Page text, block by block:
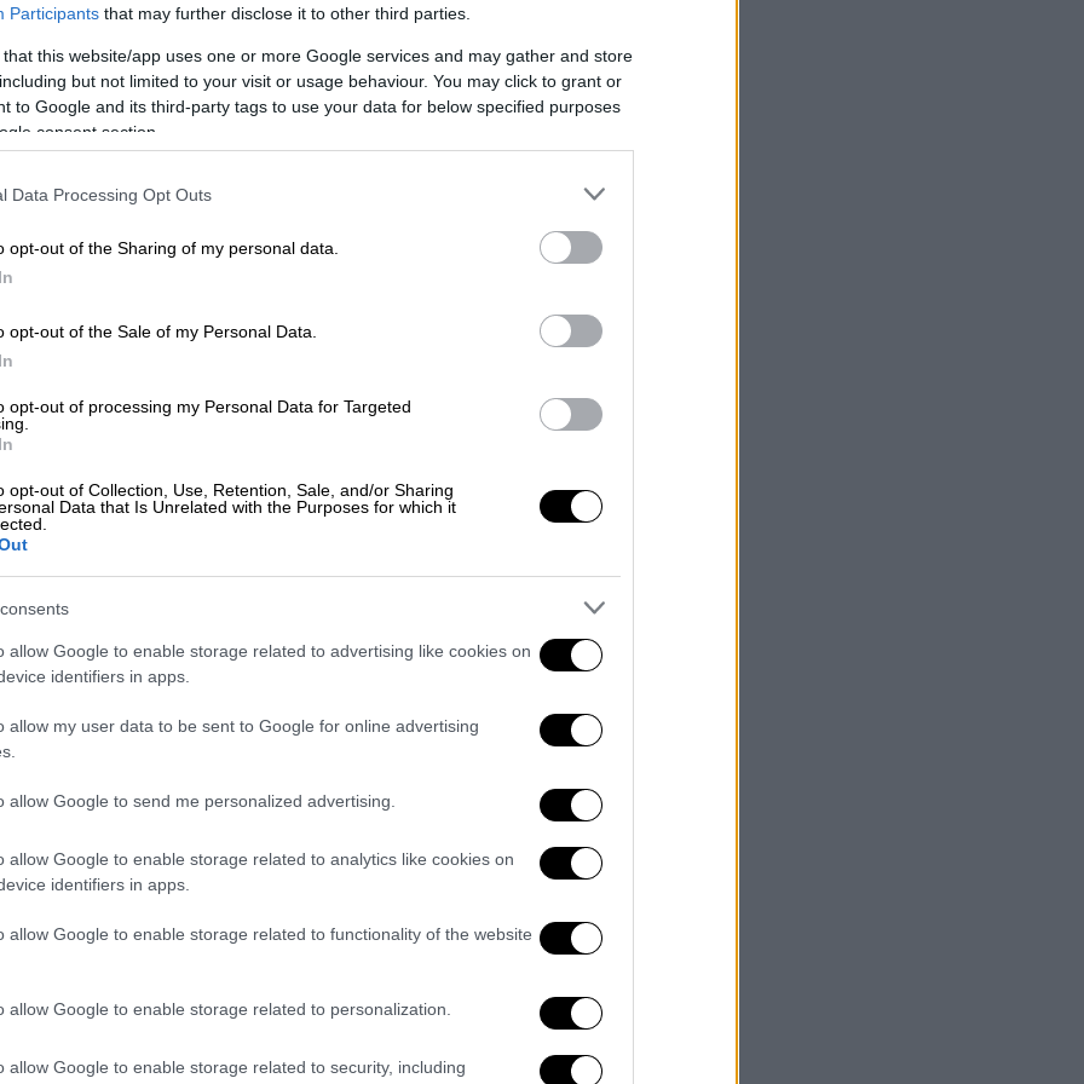
Participants that may further disclose it to other third parties.
this website/app uses one or more Google services and may gather and store
but not limited to your visit or usage behaviour. You may click to grant or
to Google and its third-party tags to use your data for below specified purposes
consent section.
Data Processing Opt Outs
opt-out of the Sharing of my personal data.
opt-out of the Sale of my Personal Data.
opt-out of processing my Personal Data for Targeted
opt-out of Collection, Use, Retention, Sale, and/or Sharing
Data that Is Unrelated with the Purposes for which it
allow Google to enable storage related to advertising like cookies on
identifiers in apps.
allow my user data to be sent to Google for online advertising
allow Google to send me personalized advertising.
allow Google to enable storage related to analytics like cookies on
identifiers in apps.
allow Google to enable storage related to functionality of the website
allow Google to enable storage related to personalization.
allow Google to enable storage related to security, including
ΕΘΝΟΣ στη Google
στη Βάδη-Βυρτεμβέργη, όταν
στην κοιλάδα του Νέκαρ, όπου βρίσκεται
και δύο χρόνια και είναι αυτή τη
έργο στη Βάδη-Βυρτεμβέργη, με
εργοτάξιο. Ηγέφυραθα έχειμήκος 2,1
από το έδαφος.
ότανέσπασε το καλώδιο της
να πέσουν από μεγάλο ύψος. Οι
μπορούσαν πλέον να προσφέρουν
ΟΗΕ για τη Γάζα: 14.000 μωρά
48 ώρες - Το Ισραήλ συνεχίζει
έρευναγια τιςσυνθήκεςκαι τα αίτια